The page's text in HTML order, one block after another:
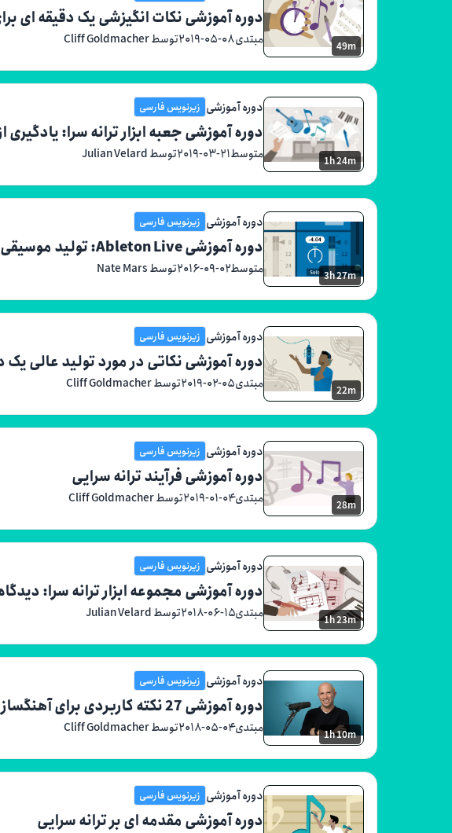
49m
دوره آموزشی نکات انگیزشی یک دقیقه ای
مبتدی۲۰۱۹-۰۵-۰۸توسط Cliff Goldmacher
1h 24m
دوره آموزشی زیرنویس فارسی
دوره آموزشی جعبه ابزار ترانه سرا: یادگیری
متوسط۲۰۱۹-۰۳-۲۱توسط Julian Velard
3h 27m
دوره آموزشی زیرنویس فارسی
دوره آموزشی Ableton Live: تولید موسیقی الکترونیک
متوسط۲۰۱۶-۰۹-۰۲توسط Nate Mars
22m
دوره آموزشی زیرنویس فارسی
دوره آموزشی نکاتی در مورد تولید عالی
مبتدی۲۰۱۹-۰۲-۰۵توسط Cliff Goldmacher
28m
دوره آموزشی زیرنویس فارسی
دوره آموزشی فرآیند ترانه سرایی
مبتدی۲۰۱۹-۰۱-۰۴توسط Cliff Goldmacher
1h 23m
دوره آموزشی زیرنویس فارسی
دوره آموزشی مجموعه ابزار ترانه سرا:
مبتدی۲۰۱۸-۰۶-۱۵توسط Julian Velard
1h 10m
دوره آموزشی زیرنویس فارسی
دوره آموزشی 27 نکته کاربردی برای آهنگسازان
مبتدی۲۰۱۸-۰۵-۰۴توسط Cliff Goldmacher
دوره آموزشی زیرنویس فارسی
دوره آموزشی مقدمه ای بر ترانه سرایی